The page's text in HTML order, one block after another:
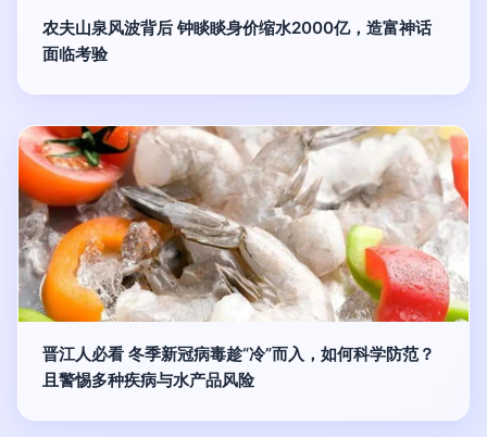
农夫山泉风波背后 钟睒睒身价缩水2000亿，造富神话
面临考验
晋江人必看 冬季新冠病毒趁“冷”而入，如何科学防范？
且警惕多种疾病与水产品风险